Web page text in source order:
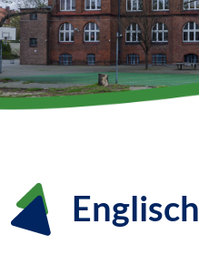
Englisch